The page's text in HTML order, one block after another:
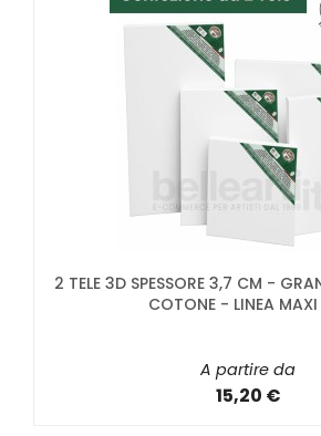
2 TELE 3D SPESSORE 3,7 CM -
COTONE - LINEA MAXI
A partire da
15,20 €